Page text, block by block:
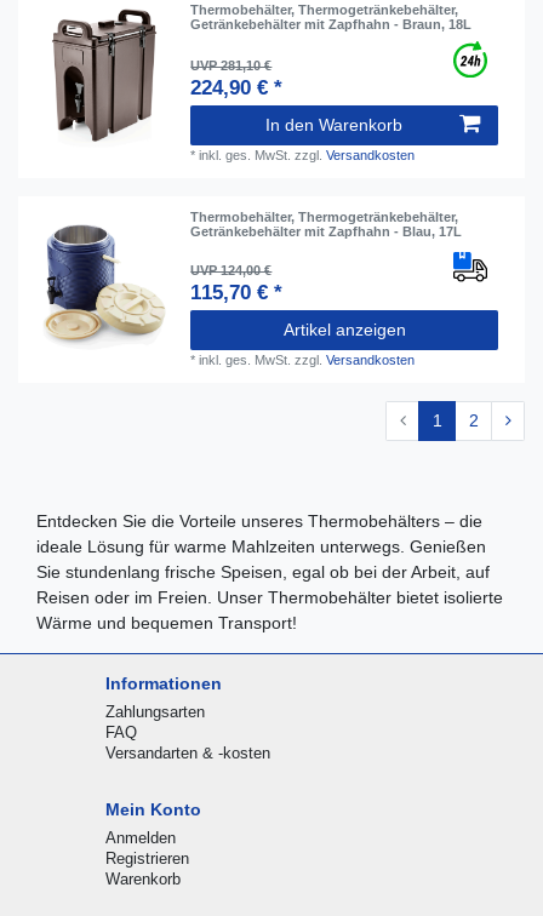
Thermobehälter, Thermogetränkebehälter,
Getränkebehälter mit Zapfhahn - Braun, 18L
UVP 281,10 €
224,90 € *
In den Warenkorb
*inkl. ges. MwSt. zzgl.Versandkosten
Thermobehälter, Thermogetränkebehälter,
Getränkebehälter mit Zapfhahn - Blau, 17L
UVP 124,00 €
115,70 € *
Artikel anzeigen
*inkl. ges. MwSt. zzgl.Versandkosten
1 2
Entdecken Sie die Vorteile unseres Thermobehälters – die
ideale Lösung für warme Mahlzeiten unterwegs. Genießen
Sie stundenlang frische Speisen, egal ob bei der Arbeit, auf
Reisen oder im Freien. Unser Thermobehälter bietet isolierte
Wärme und bequemen Transport!
Informationen
Zahlungsarten
FAQ
Versandarten & -kosten
Mein Konto
Anmelden
Registrieren
Warenkorb